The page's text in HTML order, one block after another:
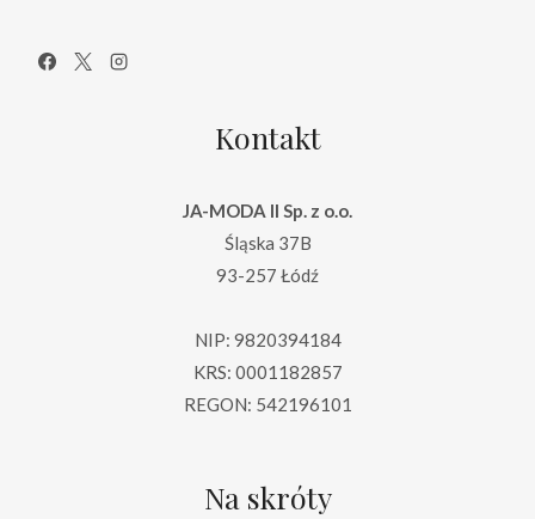
Kontakt
JA-MODA II Sp. z o.o.
Śląska 37B
93-257 Łódź
NIP: 9820394184
KRS: 0001182857
REGON: 542196101
Na skróty